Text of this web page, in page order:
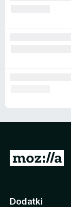
S
o
Dodatki